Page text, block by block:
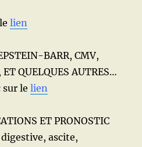
lelien
BARR, CMV,
ET QUELQUES AUTRES…
sur lelien
ET PRONOSTIC
ascite,